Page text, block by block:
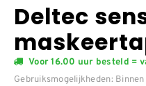
Deltec
Voor 16.00 uur besteld =
Gebruiksmogelijkheden: Binnen